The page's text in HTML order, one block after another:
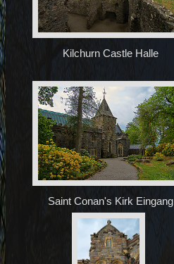
Kilchurn Castle Halle
Saint Conan's Kirk Eingang